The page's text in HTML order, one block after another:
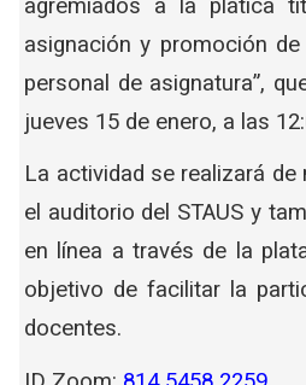
asignación y promoción
personal de asignatura”,
jueves 15 de enero, a las
La actividad se realizará
el auditorio del STAUS y
en línea a través de la
objetivo de facilitar la
docentes.